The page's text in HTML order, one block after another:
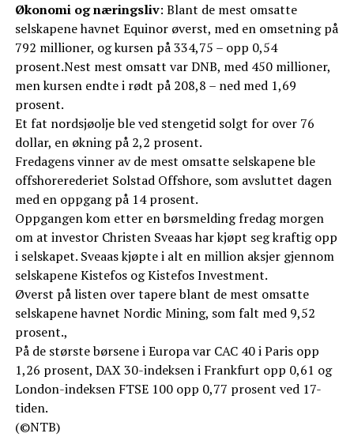
Økonomi og næringsliv: Blant de mest omsatte
selskapene havnet Equinor øverst, med en omsetning på
792 millioner, og kursen på 334,75 – opp 0,54
prosent.Nest mest omsatt var DNB, med 450 millioner,
men kursen endte i rødt på 208,8 – ned med 1,69
prosent.
Et fat nordsjøolje ble ved stengetid solgt for over 76
dollar, en økning på 2,2 prosent.
Fredagens vinner av de mest omsatte selskapene ble
offshorerederiet Solstad Offshore, som avsluttet dagen
med en oppgang på 14 prosent.
Oppgangen kom etter en børsmelding fredag morgen
om at investor Christen Sveaas har kjøpt seg kraftig opp
i selskapet. Sveaas kjøpte i alt en million aksjer gjennom
selskapene Kistefos og Kistefos Investment.
Øverst på listen over tapere blant de mest omsatte
selskapene havnet Nordic Mining, som falt med 9,52
prosent.,
På de største børsene i Europa var CAC 40 i Paris opp
1,26 prosent, DAX 30-indeksen i Frankfurt opp 0,61 og
London-indeksen FTSE 100 opp 0,77 prosent ved 17-
tiden.
(©NTB)